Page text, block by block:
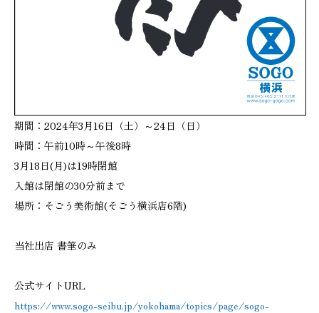
期間：2024年3月16日（土）～24日（日）
時間：午前10時～午後8時
3月18日(月)は19時閉館
入館は閉館の30分前まで
場所：そごう美術館(そごう横浜店6階)
当社出店 書筆のみ
公式サイトURL
https://www.sogo-seibu.jp/yokohama/topics/page/sogo-